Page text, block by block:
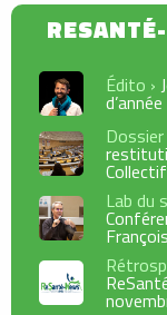
Édito ›
d’année
Dossier
Collectif
Lab du